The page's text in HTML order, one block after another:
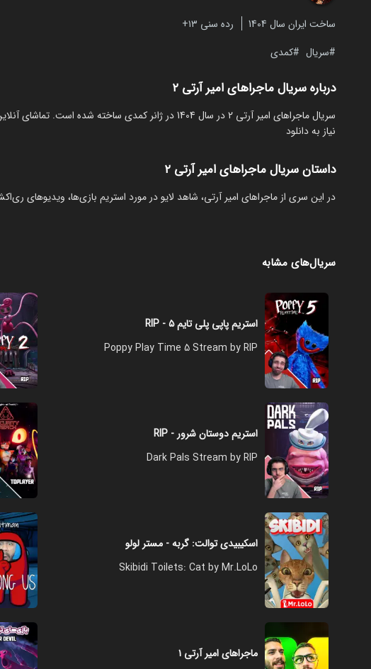
ساخت ایران سال 1404
رده سنی ۱۳+
سریال
کمدی
درباره سریال ماجراهای امیر آرتی ۲
نیاز به دانلود
داستان سریال ماجراهای امیر آرتی ۲
‏در این سری از ماجراهای امیر آرتی، شاهد لایو در مورد استریم بازی‌ها،
سریال‌های مشابه
استریم پاپی پلی تایم ۵ - RIP
Poppy Play Time 5 Stream by RIP
استریم دوستان شرور - RIP
Dark Pals Stream by RIP
اسکیبیدی توالت: گربه - مستر لولو
Skibidi Toilets: Cat by Mr.LoLo
ماجراهای امیر آرتی ۱